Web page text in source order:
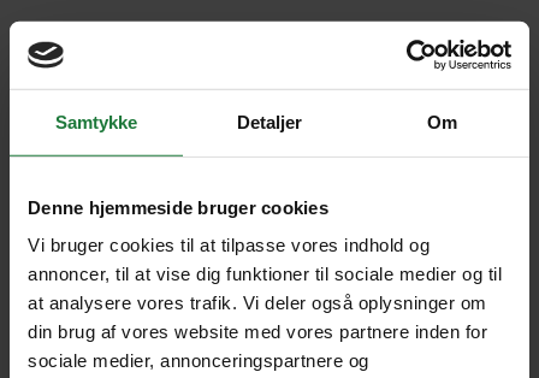
Samtykke Detaljer Om
Denne hjemmeside bruger cookies
Vi bruger cookies til at tilpasse vores indhold og
annoncer, til at vise dig funktioner til sociale medier og til
at analysere vores trafik. Vi deler også oplysninger om
din brug af vores website med vores partnere inden for
sociale medier, annonceringspartnere og
Oh no!
action again.